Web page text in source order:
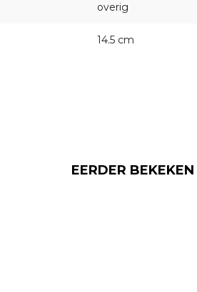
overig
14.5 cm
EERDER